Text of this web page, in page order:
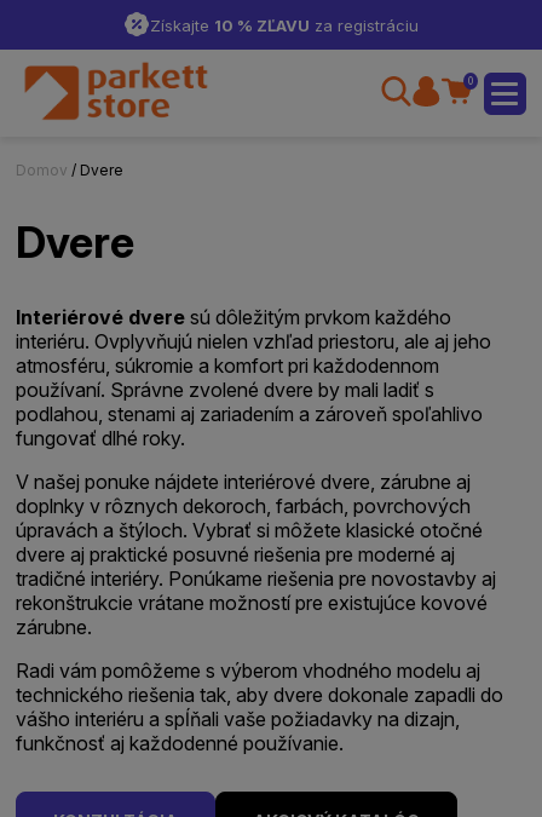
Získajte 10 % ZĽAVU za registráciu
0
Domov / Dvere
Dvere
Interiérové dvere sú dôležitým prvkom každého
interiéru. Ovplyvňujú nielen vzhľad priestoru, ale aj jeho
atmosféru, súkromie a komfort pri každodennom
používaní. Správne zvolené dvere by mali ladiť s
podlahou, stenami aj zariadením a zároveň spoľahlivo
fungovať dlhé roky.
V našej ponuke nájdete interiérové dvere, zárubne aj
doplnky v rôznych dekoroch, farbách, povrchových
úpravách a štýloch. Vybrať si môžete klasické otočné
dvere aj praktické posuvné riešenia pre moderné aj
tradičné interiéry. Ponúkame riešenia pre novostavby aj
rekonštrukcie vrátane možností pre existujúce kovové
zárubne.
Radi vám pomôžeme s výberom vhodného modelu aj
technického riešenia tak, aby dvere dokonale zapadli do
vášho interiéru a spĺňali vaše požiadavky na dizajn,
funkčnosť aj každodenné používanie.